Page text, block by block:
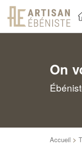
On
Accueil >